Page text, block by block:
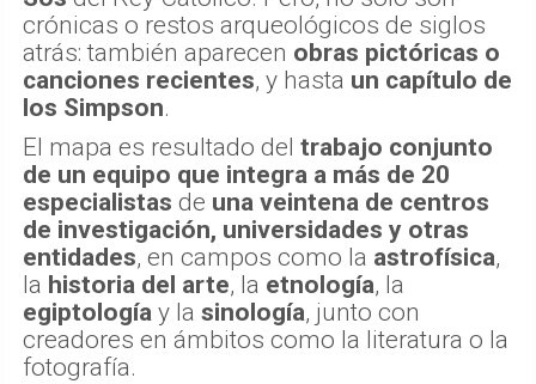
crónicas o restos arqueológicos de siglos
atrás: también aparecen obras pictóricas o
canciones recientes, y hasta un capítulo de
los Simpson.
El mapa es resultado del trabajo conjunto
de un equipo que integra a más de 20
especialistas de una veintena de centros
de investigación, universidades y otras
entidades, en campos como la astrofísica,
la historia del arte, la etnología, la
egiptología y la sinología, junto con
creadores en ámbitos como la literatura o la
fotografía.